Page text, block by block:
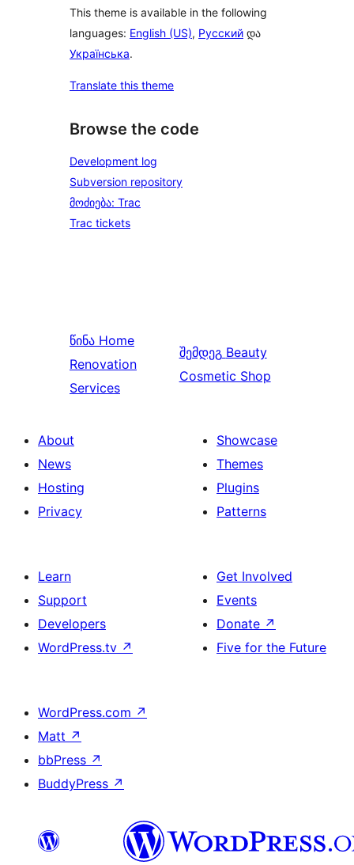
This theme is available in the following
languages: English (US), Русский და
Українська.
Translate this theme
Browse the code
Development log
Subversion repository
მოძიება: Trac
Trac tickets
წინა Home
Renovation
Services
შემდეგ Beauty
Cosmetic Shop
About
News
Hosting
Privacy
Showcase
Themes
Plugins
Patterns
Learn
Support
Developers
WordPress.tv ↗
Get Involved
Events
Donate ↗
Five for the Future
WordPress.com ↗
Matt ↗
bbPress ↗
BuddyPress ↗